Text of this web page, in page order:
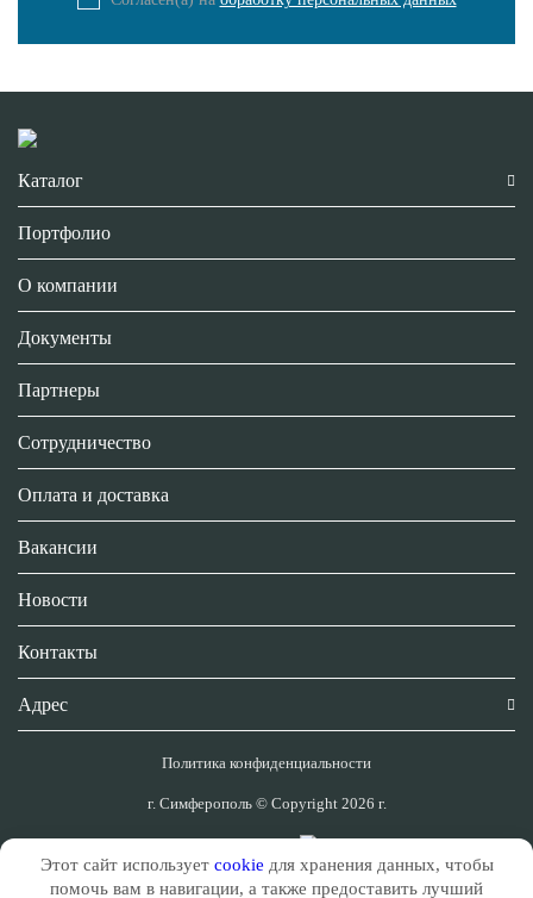
Каталог
Портфолио
О компании
Документы
Партнеры
Сотрудничество
Оплата и доставка
Вакансии
Новости
Контакты
Адрес
Политика конфиденциальности
г. Симферополь © Copyright 2026 г.
Сделано в
Этот сайт использует cookie для хранения данных, чтобы
помочь вам в навигации, а также предоставить лучший